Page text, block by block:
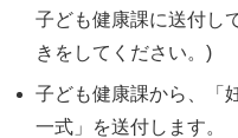
子ども健康課に送付し
きをしてください。)
子ども健康課から、「
一式」を送付します。